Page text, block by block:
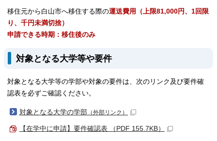
移住元から白山市へ移住する際の運送費用（上限81,000円、1回限
り、千円未満切捨）
申請できる時期：移住後のみ
対象となる大学等や要件
対象となる大学等の学部や対象の要件は、次のリンク及び要件確
認表を必ずご確認ください。
対象となる大学の学部 （外部リンク）
【在学中に申請】要件確認表 （PDF 155.7KB）